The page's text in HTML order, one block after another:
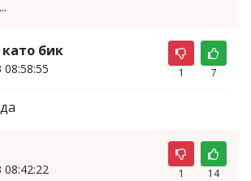
бик
08:58:55 1 7
08:42:22 1 14